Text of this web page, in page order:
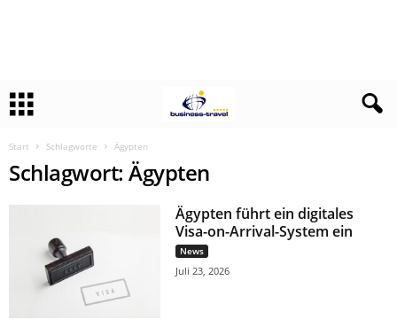
Start Schlagworte Ägypten
Schlagwort: Ägypten
Ägypten führt ein digitales
Visa-on-Arrival-System ein
News
Juli 23, 2026